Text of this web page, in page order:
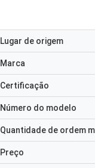
Lugar de origem
Marca
Certificação
Número do modelo
Quantidade de ordem
Preço